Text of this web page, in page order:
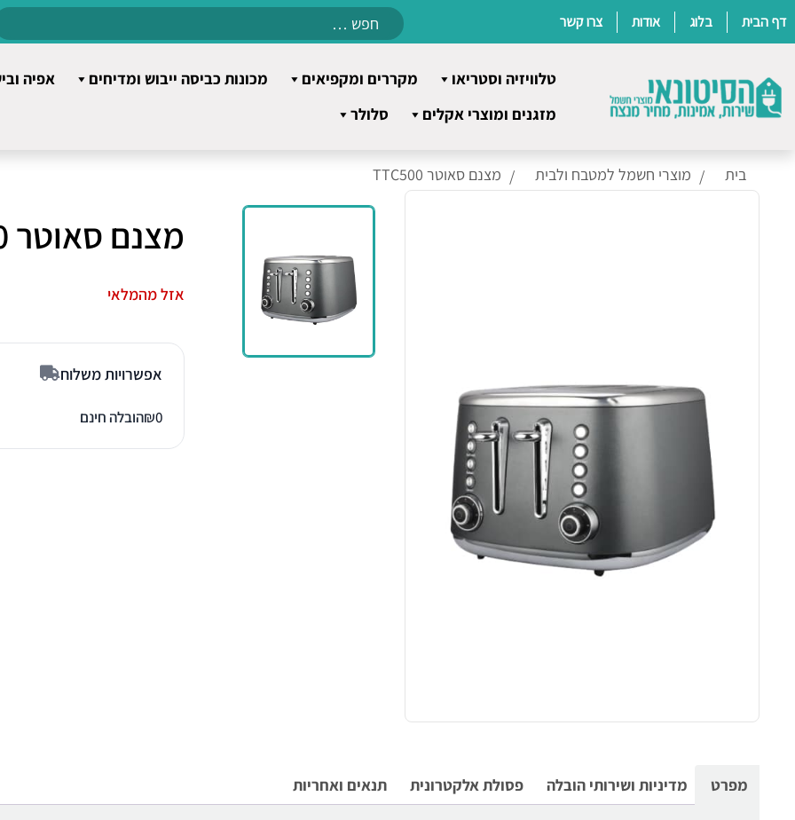
Skip
דף הבית בלוג אודות צרו קשר
Search
טלוויזיה וסטריאו מקררים ומקפיאים מכונות כביסה ייבוש ומדיחים
אפיה
מזגנים ומוצרי אקלים
סלולר
בית מוצרי חשמל למטבח ולבית מצנם סאוטר TTC500
מצנם סאוטר TTC500
אזל מהמלאי
אפשרויות משלוח
₪0 הובלה חינם
מפרט מדיניות ושירותי הובלה פסולת אלקטרונית תנאים ואחריות